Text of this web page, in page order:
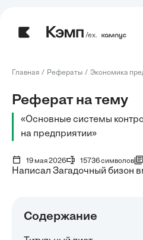
/ех.
Главная Рефераты Экономика
Реферат на тему
«Основные системы
на предприятии»
19 мая 2026 15736 символов
Написал Загадочный бизон
Содержание